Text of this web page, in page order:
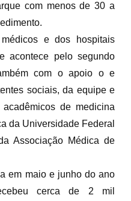
com menos de 30 a
e dos hospitais
acontece pelo segundo
com o apoio o e
sociais, da equipe e
de medicina
da Universidade Federal
Associação Médica de
em maio e junho do ano
cerca de 2 mil